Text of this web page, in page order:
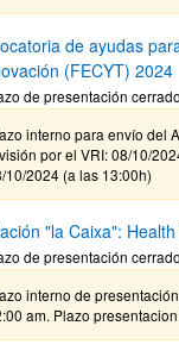
de ayudas
(FECYT) 2024
de presentación
interno para envío del
por el VRI: 08/10/
10/2024 (a las 13:00h)
"la Caixa":
de presentación
interno de
am. Plazo